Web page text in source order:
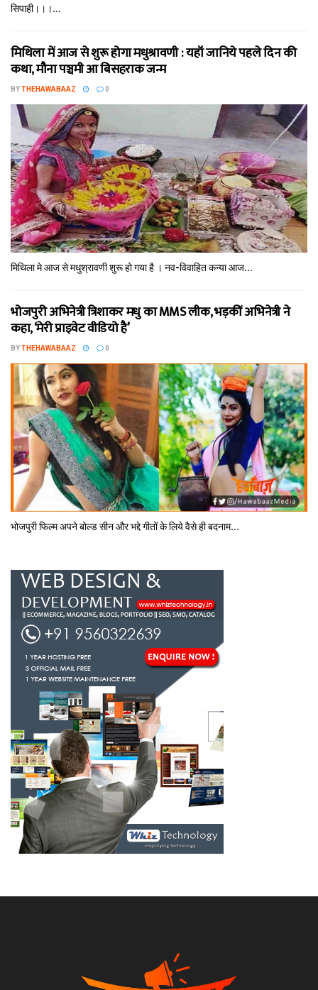
सिपाही।।।...
मिथि‍ला में आज से शुरू होगा मधुश्रावणी : यहॉं जानिये पहले दिन की
कथा, मौना पञ्चमी आ बिसहराक जन्म
BYTHEHAWABAAZ 0
मिथि‍ला मे आज से मधुश्रावणी शुरू हो गया है । नव-विवाहित कन्‍या आज...
भोजपुरी अभिनेत्री त्रिशाकर मधु का MMS लीक, भड़कीं अभिनेत्री ने
कहा, ‘मेरी प्राइवेट वीडियो है’
BYTHEHAWABAAZ 0
भोजपुरी फिल्‍म अपने बोल्‍ड सीन और भद्दे गीतों के लिये वैसे ही बदनाम...